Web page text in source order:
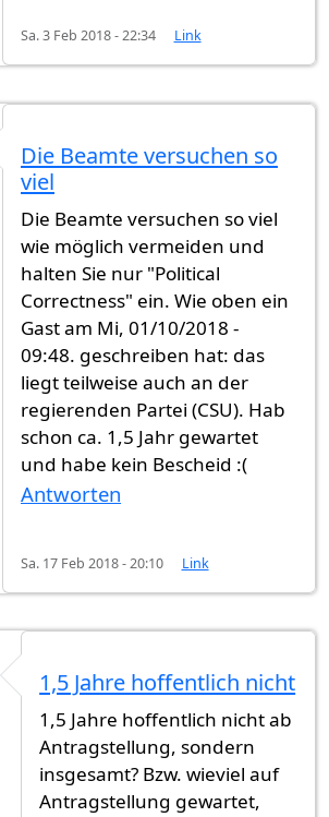
Sa. 3 Feb 2018 - 22:34 Link
Die Beamte versuchen so
viel
Die Beamte versuchen so viel
wie möglich vermeiden und
halten Sie nur "Political
Correctness" ein. Wie oben ein
Gast am Mi, 01/10/2018 -
09:48. geschreiben hat: das
liegt teilweise auch an der
regierenden Partei (CSU). Hab
schon ca. 1,5 Jahr gewartet
und habe kein Bescheid :(
Antworten
Sa. 17 Feb 2018 - 20:10 Link
Die Beamte versuchen so vielvon
1,5 Jahre hoffentlich nicht
1,5 Jahre hoffentlich nicht ab
Antragstellung, sondern
insgesamt? Bzw. wieviel auf
Antragstellung gewartet,